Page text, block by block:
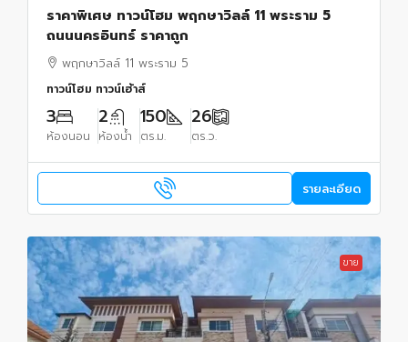
ราคาพิเศษ ทาวน์โฮม พฤกษาวิลล์ 11 พระราม 5
ถนนนครอินทร์ ราคาถูก
พฤกษาวิลล์ 11 พระราม 5
ทาวน์โฮม ทาวน์เฮ้าส์
3
ห้องนอน
2
ห้องน้ำ
150
ตร.ม.
26
ตร.ว.
รายละเอียด
ขาย